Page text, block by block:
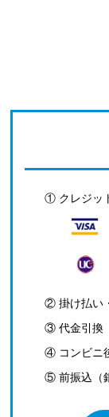
① クレジッ
② 掛け払い
③ 代金引換
④ コンビニ
⑤ 前振込（